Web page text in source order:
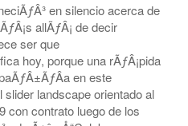
en silencio acerca de
allÃƒÂ¡ de decir
ser que
hoy, porque una rÃƒÂ¡pida
en este
landscape orientado al
con contrato luego de los